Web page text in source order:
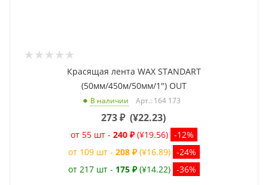
Красящая лента WAX STANDART
(50мм/450м/50мм/1") OUT
В наличии Арт.: 164 173
273₽ (¥22.23)
от 55 шт - 240 ₽ (¥19.56) -12%
от 109 шт - 208 ₽ (¥16.89) -24%
от 217 шт - 175 ₽ (¥14.22) -36%